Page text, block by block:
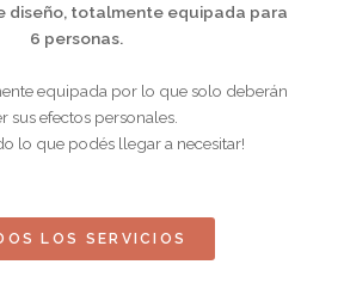
diseño, totalmente equipada para
6 personas.
equipada por lo que solo deberán
sus efectos personales.
lo que podés llegar a necesitar!
LOS SERVICIOS